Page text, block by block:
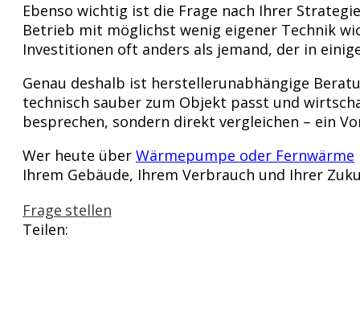
Ebenso wichtig ist die Frage nach Ihrer
Betrieb mit möglichst wenig eigener Technik
Investitionen oft anders als jemand, der in
Genau deshalb ist herstellerunabhängige
technisch sauber zum Objekt passt und
besprechen, sondern direkt vergleichen – ein
Wer heute über Wärmepumpe oder Fernwärme
Ihrem Gebäude, Ihrem Verbrauch und Ihrer
Frage stellen
Teilen: